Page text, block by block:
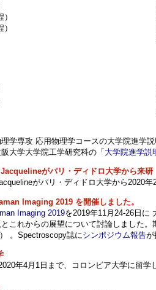
学専攻 応用物理学コースの大学院進学
大学大学院工学研究科の「 大学院進学説
がパリ・ディドロ大学から来研
がパリ・ディドロ大学から2020
Imaging 2019 を開催しました。
Imaging 2019を2019年11月24-26日に
これからの展望について討論しました。
。Spectroscopy誌にシンポジウム報告が
年4月1日まで、コロンビア大学に留学